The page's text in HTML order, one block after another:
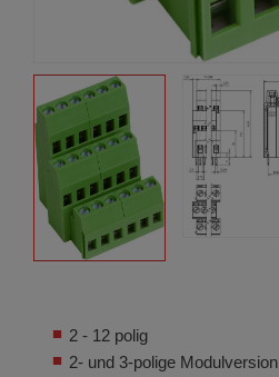
2 - 12 polig
2- und 3-polige Modulversion